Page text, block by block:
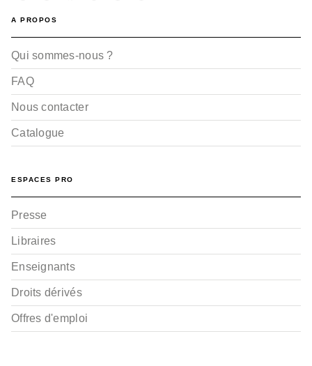
A PROPOS
Qui sommes-nous ?
FAQ
Nous contacter
Catalogue
ESPACES PRO
Presse
Libraires
Enseignants
Droits dérivés
Offres d'emploi